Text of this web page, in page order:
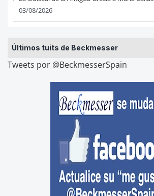
03/08/2026
Últimos tuits de Beckmesser
Tweets por @BeckmesserSpain